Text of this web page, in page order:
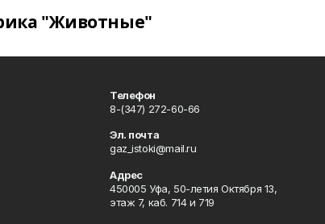
"Животные"
Телефон
8-(347) 272-60-66
Эл. почта
gaz_istoki@mail.ru
Адрес
450005 Уфа, 50-летия Октября 13,
этаж 7, каб. 714 и 719